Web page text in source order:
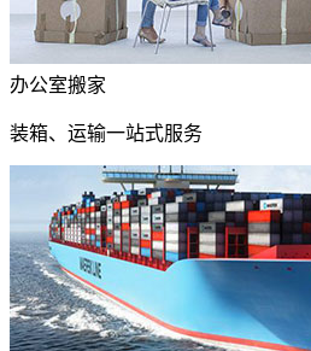
办公室搬家
装箱、运输一站式服务